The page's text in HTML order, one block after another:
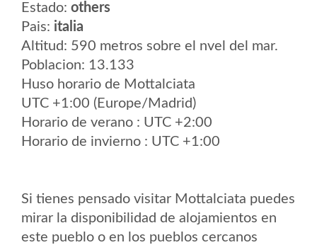
Estado: others
Pais: italia
Altitud: 590 metros sobre el nvel del mar.
Poblacion: 13.133
Huso horario de Mottalciata
UTC +1:00 (Europe/Madrid)
Horario de verano : UTC +2:00
Horario de invierno : UTC +1:00
Si tienes pensado visitar Mottalciata puedes
mirar la disponibilidad de alojamientos en
este pueblo o en los pueblos cercanos